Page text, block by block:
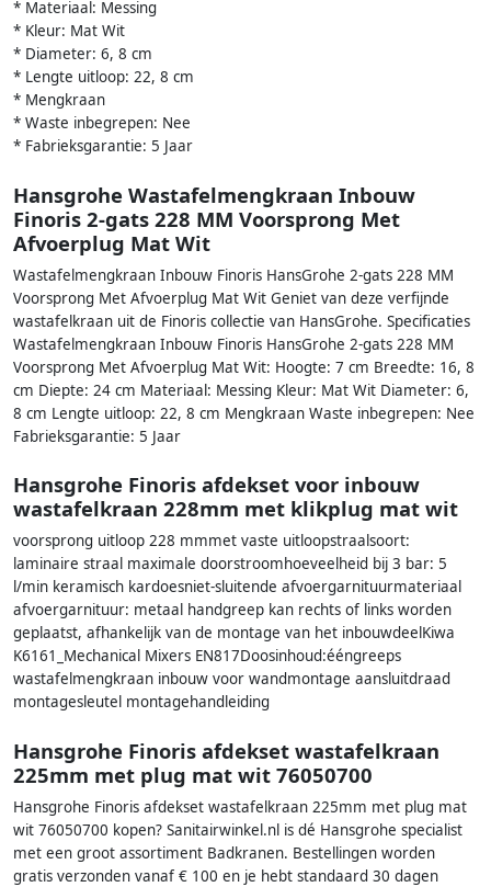
* Materiaal: Messing
* Kleur: Mat Wit
* Diameter: 6, 8 cm
* Lengte uitloop: 22, 8 cm
* Mengkraan
* Waste inbegrepen: Nee
* Fabrieksgarantie: 5 Jaar
Hansgrohe Wastafelmengkraan Inbouw
Finoris 2-gats 228 MM Voorsprong Met
Afvoerplug Mat Wit
Wastafelmengkraan Inbouw Finoris HansGrohe 2-gats 228 MM
Voorsprong Met Afvoerplug Mat Wit Geniet van deze verfijnde
wastafelkraan uit de Finoris collectie van HansGrohe. Specificaties
Wastafelmengkraan Inbouw Finoris HansGrohe 2-gats 228 MM
Voorsprong Met Afvoerplug Mat Wit: Hoogte: 7 cm Breedte: 16, 8
cm Diepte: 24 cm Materiaal: Messing Kleur: Mat Wit Diameter: 6,
8 cm Lengte uitloop: 22, 8 cm Mengkraan Waste inbegrepen: Nee
Fabrieksgarantie: 5 Jaar
Hansgrohe Finoris afdekset voor inbouw
wastafelkraan 228mm met klikplug mat wit
voorsprong uitloop 228 mmmet vaste uitloopstraalsoort:
laminaire straal maximale doorstroomhoeveelheid bij 3 bar: 5
l/min keramisch kardoesniet-sluitende afvoergarnituurmateriaal
afvoergarnituur: metaal handgreep kan rechts of links worden
geplaatst, afhankelijk van de montage van het inbouwdeelKiwa
K6161_Mechanical Mixers EN817Doosinhoud:ééngreeps
wastafelmengkraan inbouw voor wandmontage aansluitdraad
montagesleutel montagehandleiding
Hansgrohe Finoris afdekset wastafelkraan
225mm met plug mat wit 76050700
Hansgrohe Finoris afdekset wastafelkraan 225mm met plug mat
wit 76050700 kopen? Sanitairwinkel.nl is dé Hansgrohe specialist
met een groot assortiment Badkranen. Bestellingen worden
gratis verzonden vanaf € 100 en je hebt standaard 30 dagen